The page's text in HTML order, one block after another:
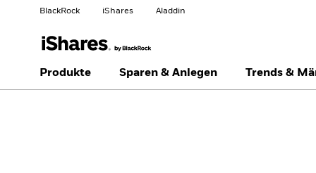
BlackRock iShares Aladdin
Anlegertyp wechseln
Land ändern
Produkte Sparen & Anlegen Trends &